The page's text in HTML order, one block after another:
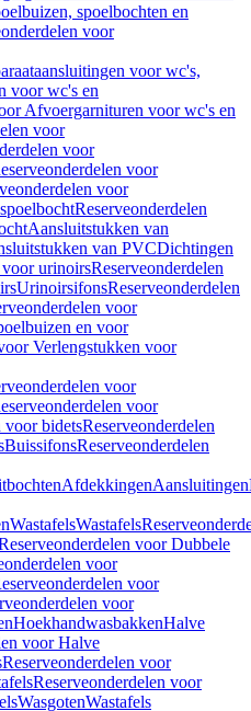
spoelbochten en
voor
voor wc's,
voor wc's en
Afvoergarnituren voor wc's en
voor
voor
voor
voor
Reserveonderdelen
Aansluitstukken van
van PVCDichtingen
urinoirsReserveonderdelen
UrinoirsifonsReserveonderdelen
voor
en voor
Verlengstukken voor
voor
voor
bidetsReserveonderdelen
BuissifonsReserveonderdelen
AfdekkingenAansluitingen
WastafelsWastafels
voor Dubbele
voor
voor
voor
HoekhandwasbakkenHalve
voor Halve
Reserveonderdelen voor
Reserveonderdelen voor
WasgotenWastafels